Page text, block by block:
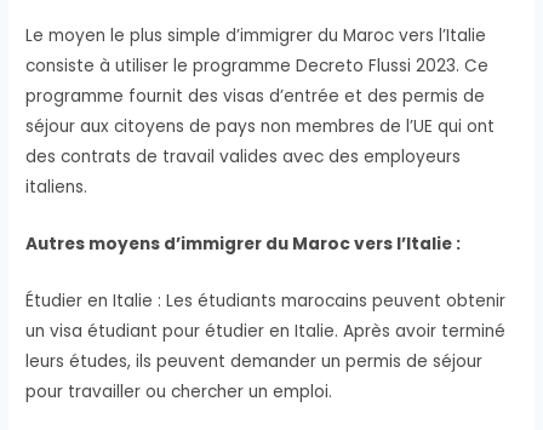
Le moyen le plus simple d’immigrer du Maroc vers l’Italie
consiste à utiliser le programme Decreto Flussi 2023. Ce
programme fournit des visas d’entrée et des permis de
séjour aux citoyens de pays non membres de l’UE qui ont
des contrats de travail valides avec des employeurs
italiens.
Autres moyens d’immigrer du Maroc vers l’Italie :
Étudier en Italie : Les étudiants marocains peuvent obtenir
un visa étudiant pour étudier en Italie. Après avoir terminé
leurs études, ils peuvent demander un permis de séjour
pour travailler ou chercher un emploi.